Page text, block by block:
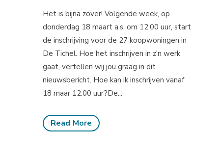
Het is bijna zover! Volgende week, op
donderdag 18 maart a.s. om 12.00 uur, start
de inschrijving voor de 27 koopwoningen in
De Tichel. Hoe het inschrijven in z'n werk
gaat, vertellen wij jou graag in dit
nieuwsbericht. Hoe kan ik inschrijven vanaf
18 maar 12.00 uur?De...
Read More